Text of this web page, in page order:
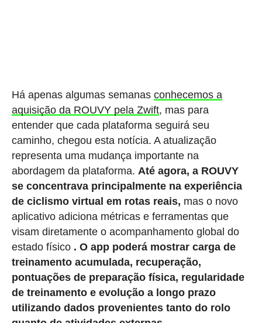
Há apenas algumas semanas conhecemos a
aquisição da ROUVY pela Zwift, mas para
entender que cada plataforma seguirá seu
caminho, chegou esta notícia. A atualização
representa uma mudança importante na
abordagem da plataforma. Até agora, a ROUVY
se concentrava principalmente na experiência
de ciclismo virtual em rotas reais, mas o novo
aplicativo adiciona métricas e ferramentas que
visam diretamente o acompanhamento global do
estado físico . O app poderá mostrar carga de
treinamento acumulada, recuperação,
pontuações de preparação física, regularidade
de treinamento e evolução a longo prazo
utilizando dados provenientes tanto do rolo